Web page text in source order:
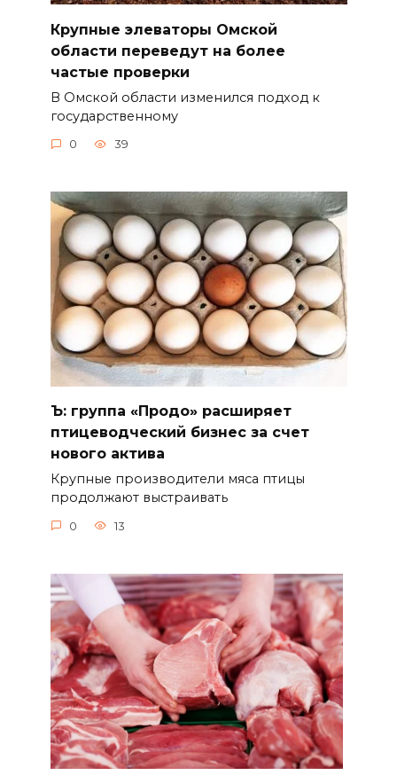
Крупные элеваторы Омской
области переведут на более
частые проверки
В Омской области изменился подход к
государственному
0 39
Ъ: группа «Продо» расширяет
птицеводческий бизнес за счет
нового актива
Крупные производители мяса птицы
продолжают выстраивать
0 13